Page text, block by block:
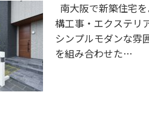
南大阪で新築住宅
構工事・エクステリ
シンプルモダンな雰
を組み合わせた…